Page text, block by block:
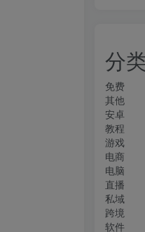
分
免费
其他
安卓
教程
游戏
电商
电脑
直播
私域
跨境
软件